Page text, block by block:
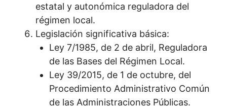
estatal y autonómica reguladora del
régimen local.
Legislación significativa básica:
Ley 7/1985, de 2 de abril, Reguladora
de las Bases del Régimen Local.
Ley 39/2015, de 1 de octubre, del
Procedimiento Administrativo Común
de las Administraciones Públicas.